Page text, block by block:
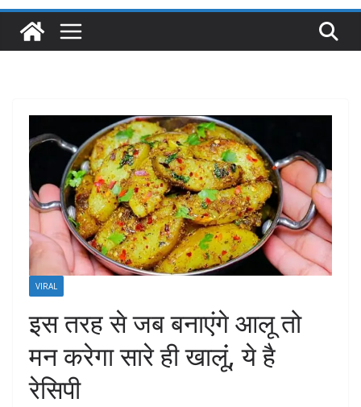
VIRAL
इस तरह से जब बनाएंगे आलू तो
मन करेगा सारे ही खालूंं, ये है
रेसिपी